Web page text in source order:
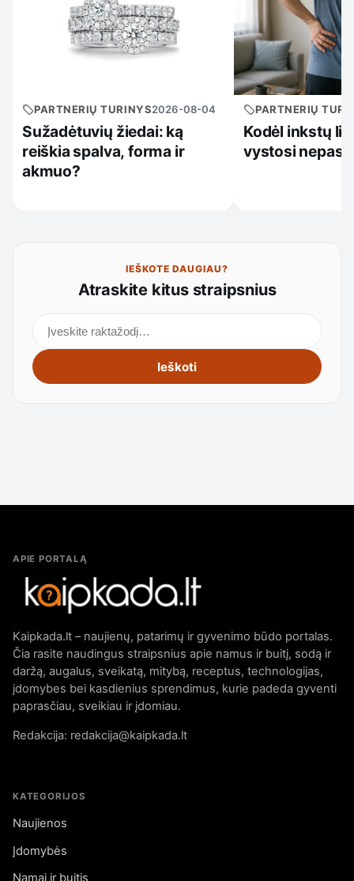
PARTNERIŲ TURINYS2026-08-04
Sužadėtuvių žiedai: ką
reiškia spalva, forma ir
akmuo?
PARTNERIŲ
Kodėl inkstų
vystosi
IEŠKOTE DAUGIAU?
Atraskite kitus straipsnius
Ieškoti
APIE PORTALĄ
Kaipkada.lt – naujienų, patarimų ir gyvenimo būdo portalas.
Čia rasite naudingus straipsnius apie namus ir buitį, sodą ir
daržą, augalus, sveikatą, mitybą, receptus, technologijas,
įdomybes bei kasdienius sprendimus, kurie padeda gyventi
paprasčiau, sveikiau ir įdomiau.
Redakcija: redakcija@kaipkada.lt
KATEGORIJOS
Naujienos
Įdomybės